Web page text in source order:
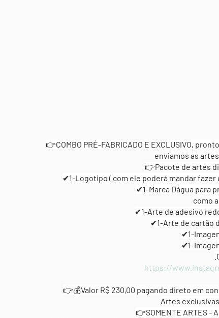
👉COMBO PRÉ-FABRICADO E EXCLUSIVO,
enviamos as
👉Pacote de artes
✔1-Logotipo ( com ele poderá mandar
✔1-Marca Dágua para
como
✔1-Arte de adesivo
✔1-Arte de cartão
✔1-
✔1-
https://
👉💰Valor R$ 230,00 pagando direto em
Artes
👉SOMENTE ARTES -